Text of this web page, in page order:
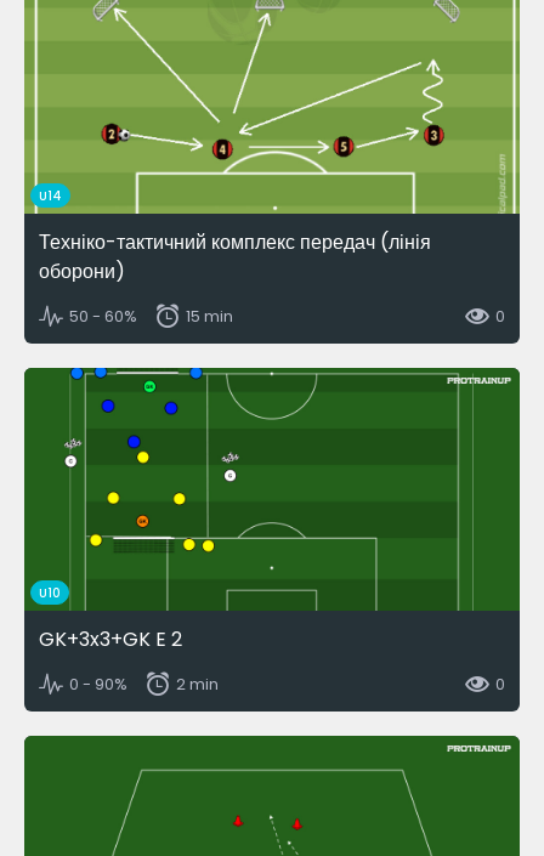
U14
Техніко-тактичний комплекс передач (лінія
оборони)
50 - 60% 15 min 0
U10
GK+3x3+GK E 2
0 - 90% 2 min 0